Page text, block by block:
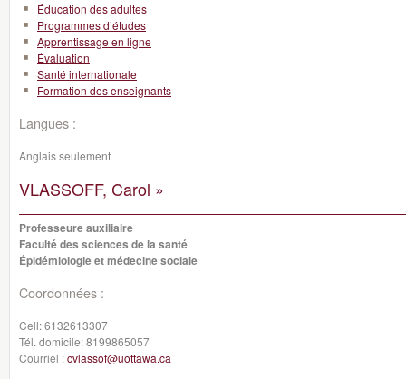
Éducation des adultes
Programmes d’études
Apprentissage en ligne
Évaluation
Santé internationale
Formation des enseignants
Langues :
Anglais seulement
VLASSOFF, Carol »
Professeure auxiliaire
Faculté des sciences de la santé
Épidémiologie et médecine sociale
Coordonnées :
Cell:6132613307
Tél. domicile:8199865057
Courriel :cvlassof@uottawa.ca